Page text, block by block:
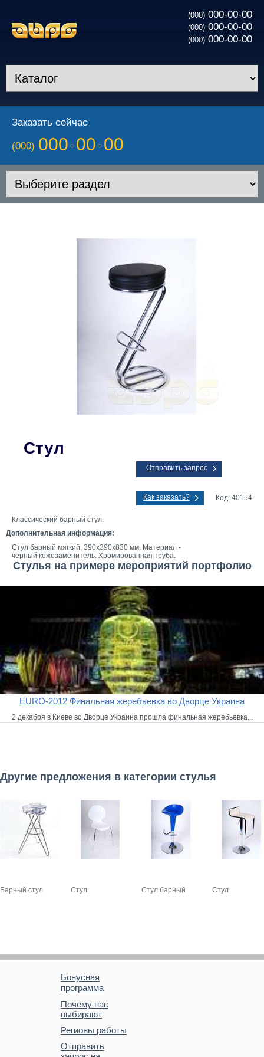
(000) 000-00-00
(000) 000-00-00
(000) 000-00-00
Заказать сейчас
(000) 000 00 00
Стул
Отправить запрос
Как заказать? Код: 40154
Классический барный стул.
Дополнительная информация:
Стул барный мягкий, 390х390х830 мм. Материал -
черный кожезаменитель. Хромированная труба.
Стулья на примере мероприятий портфолио
EURO-2012 Финальная жеребьевка во Дворце Украина
2 декабря в Киеве во Дворце Украина прошла финальная жеребьевка...
Другие предложения в категории стулья
Барный стул Стул Стул барный Стул
Бонусная
программа
Почему нас
выбирают
Регионы работы
Отправить